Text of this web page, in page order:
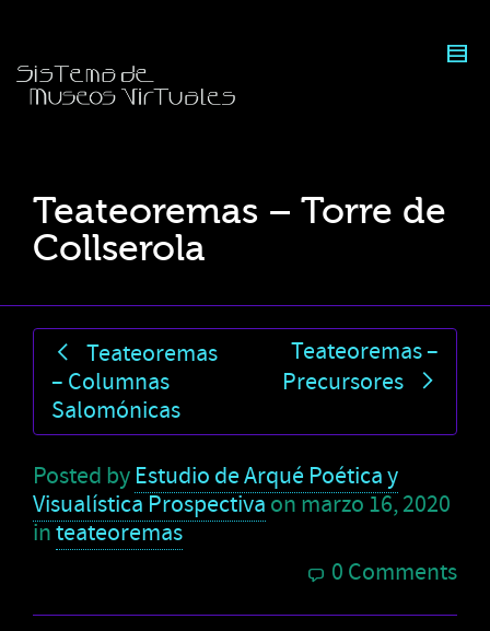
Teateoremas – Torre de
Collserola
Teateoremas
– Columnas
Salomónicas
Teateoremas –
Precursores
Posted by Estudio de Arqué Poética y
Visualística Prospectiva on marzo 16, 2020
inteateoremas
0 Comments